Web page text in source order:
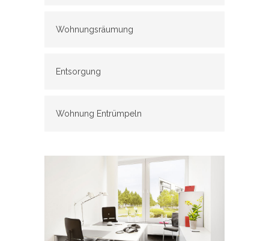
Wohnungsräumung
Entsorgung
Wohnung Entrümpeln